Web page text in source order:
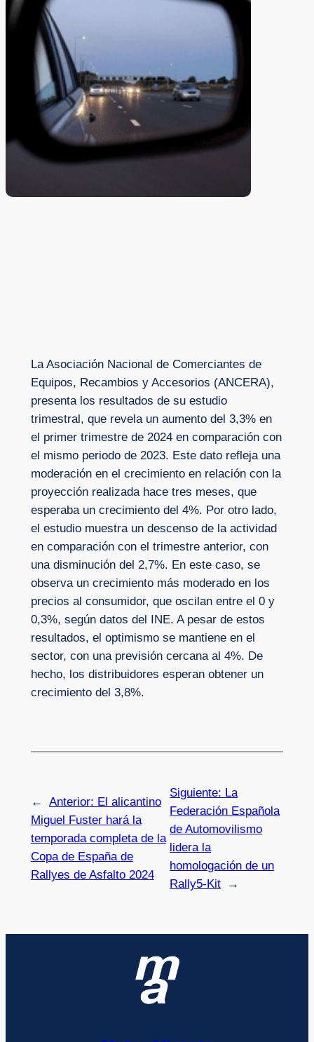
La Asociación Nacional de Comerciantes de
Equipos, Recambios y Accesorios (ANCERA),
presenta los resultados de su estudio
trimestral, que revela un aumento del 3,3% en
el primer trimestre de 2024 en comparación con
el mismo periodo de 2023. Este dato refleja una
moderación en el crecimiento en relación con la
proyección realizada hace tres meses, que
esperaba un crecimiento del 4%. Por otro lado,
el estudio muestra un descenso de la actividad
en comparación con el trimestre anterior, con
una disminución del 2,7%. En este caso, se
observa un crecimiento más moderado en los
precios al consumidor, que oscilan entre el 0 y
0,3%, según datos del INE. A pesar de estos
resultados, el optimismo se mantiene en el
sector, con una previsión cercana al 4%. De
hecho, los distribuidores esperan obtener un
crecimiento del 3,8%.
← Anterior: El alicantino
Miguel Fuster hará la
temporada completa de la
Copa de España de
Rallyes de Asfalto 2024
Siguiente: La
Federación Española
de Automovilismo
lidera la
homologación de un
Rally5-Kit
→